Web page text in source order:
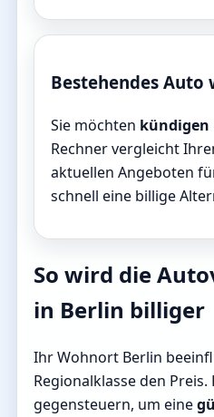
Bestehendes Auto
Sie möchten kündigen
Rechner vergleicht
aktuellen Angeboten
schnell eine billige
So wird die
in Berlin billiger
Ihr Wohnort Berlin
Regionalklasse den
gegensteuern, um eine